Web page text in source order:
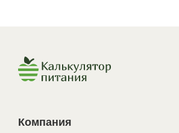
Компания